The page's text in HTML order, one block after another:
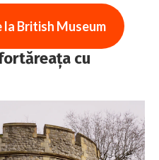
British Museum
cu